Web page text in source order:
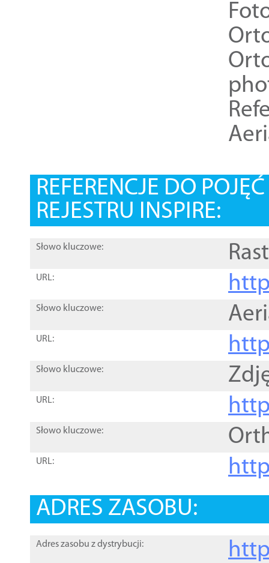
REFERENCJE DO
REJESTRU INSPIRE:
Słowo kluczowe:
URL:
Słowo kluczowe:
URL:
Słowo kluczowe:
URL:
Słowo kluczowe:
URL:
ADRES ZASOBU:
Adres zasobu z dystrybucji: